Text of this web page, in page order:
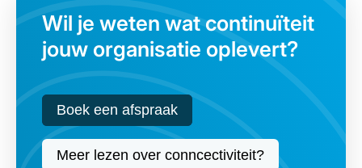
Wil je weten wat continuïteit
jouw organisatie oplevert?
Boek een afspraak
Meer lezen over conncectiviteit?